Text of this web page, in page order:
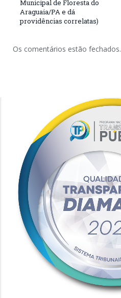
Municipal de Floresta do
Araguaia/PA e dá
providências correlatas)
Os comentários estão fechados.